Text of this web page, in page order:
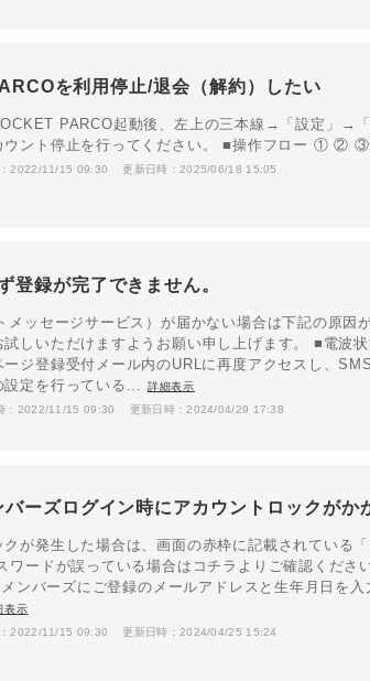
を利用停止/退会（解約）したい
PARCO起動後、左上の三本線→「設定」→
ウント停止を行ってください。 ■操作フロー ① ②
2022/11/15 09:30 更新日時：2025/06/18 15:05
登録が完了できません。
メッセージサービス）が届かない場合は下記の原因
試しいただけますようお願い申し上げます。 ■電波
ージ登録受付メール内のURLに再度アクセスし、
設定を行っている...
詳細表示
：2022/11/15 09:30 更新日時：2024/04/29 17:38
バーズログイン時にアカウントロックがか
クが発生した場合は、画面の赤枠に記載されている
ワードが誤っている場合はコチラよりご確認くだ
ンバーズにご登録のメールアドレスと生年月日を
表示
2022/11/15 09:30 更新日時：2024/04/25 15:24